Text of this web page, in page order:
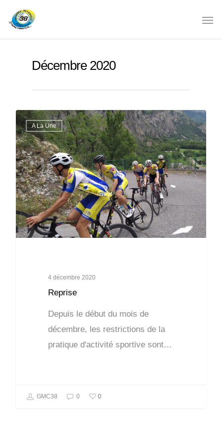
Décembre 2020
A La Une
4 décembre 2020
Reprise
Depuis le début du mois de
décembre, les restrictions de la
pratique d'activité sportive sont…
GMC38 0 0